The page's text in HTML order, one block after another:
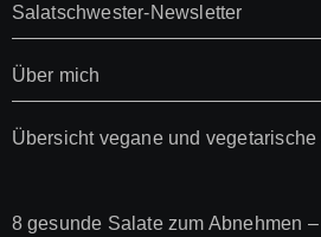
Salatschwester-Newsletter
Über mich
Übersicht vegane und
8 gesunde Salate zum Abnehmen